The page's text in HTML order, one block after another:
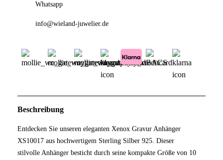
Whatsapp
info@wieland-juwelier.de
Beschreibung
Entdecken Sie unseren eleganten Xenox Gravur Anhänger
XS10017 aus hochwertigem Sterling Silber 925. Dieser
stilvolle Anhänger besticht durch seine kompakte Größe von 10